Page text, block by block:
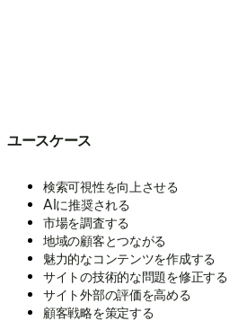
ユースケース
検索可視性を向上させる
AIに推奨される
市場を調査する
地域の顧客とつながる
魅力的なコンテンツを作成する
サイトの技術的な問題を修正する
サイト外部の評価を高める
顧客戦略を策定する